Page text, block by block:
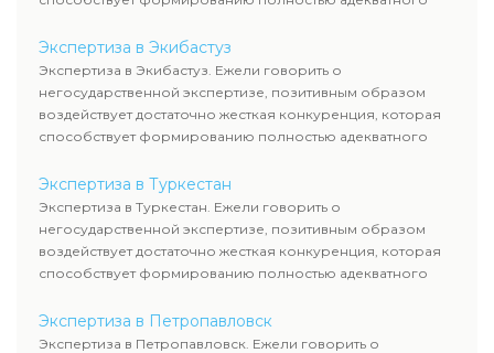
Экспертиза в Экибастуз
Экспертиза в Экибастуз. Ежели говорить о
негосударственной экспертизе, позитивным образом
воздействует достаточно жесткая конкуренция, которая
способствует формированию полностью адекватного
Экспертиза в Туркестан
Экспертиза в Туркестан. Ежели говорить о
негосударственной экспертизе, позитивным образом
воздействует достаточно жесткая конкуренция, которая
способствует формированию полностью адекватного
Экспертиза в Петропавловск
Экспертиза в Петропавловск. Ежели говорить о